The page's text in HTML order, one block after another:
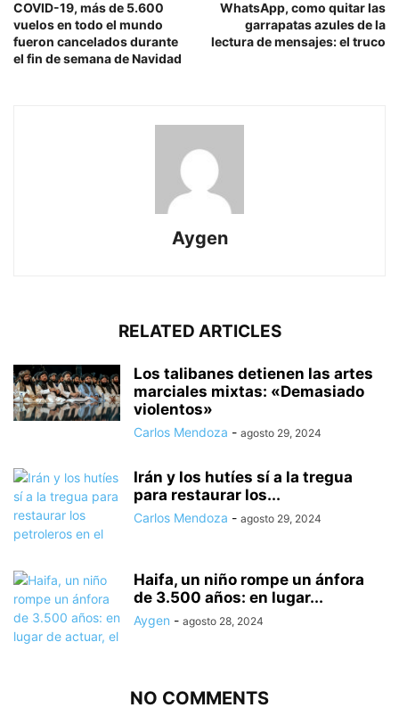
COVID-19, más de 5.600
vuelos en todo el mundo
fueron cancelados durante
el fin de semana de Navidad
WhatsApp, como quitar las
garrapatas azules de la
lectura de mensajes: el truco
Aygen
RELATED ARTICLES
Los talibanes detienen las artes
marciales mixtas: «Demasiado
violentos»
Carlos Mendoza - agosto 29, 2024
Irán y los hutíes sí a la tregua
para restaurar los...
Carlos Mendoza - agosto 29, 2024
Haifa, un niño rompe un ánfora
de 3.500 años: en lugar...
Aygen - agosto 28, 2024
NO COMMENTS